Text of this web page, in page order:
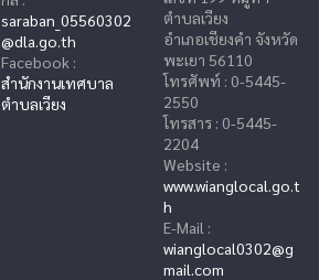
saraban_05560302
@dla.go.th
Facebook :
สำนักงานเทศบาล
ตำบลเวียง
ตำบลเวียง
อำเภอเชียงคำ จังหวัด
พะเยา 56110
โทรศัพท์ : 0-5445-
2550
โทรสาร : 0-5445-
2204
Website :
www.wianglocal.go.t
h
E-Mail :
wianglocal0302@g
mail.com